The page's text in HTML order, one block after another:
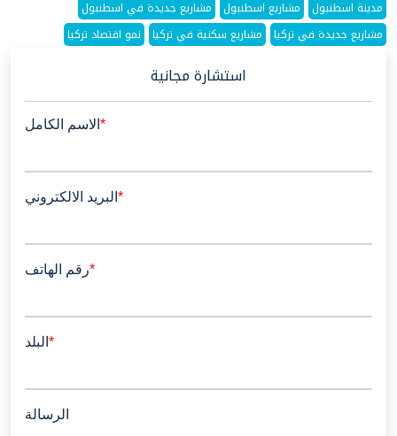
مدينة اسطنبول
مشاريع اسطنبول
مشاريع جديدة في اسطنبول
مشاريع جديدة في تركيا
مشاريع سكنية في تركيا نمو اقتصاد تركيا
استشارة مجانية